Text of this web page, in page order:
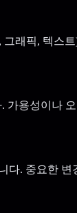
래픽, 텍스
가용성이나
다. 중요한